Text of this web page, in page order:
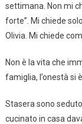
settimana. Non mi
forte”. Mi chiede
Olivia. Mi chiede
Non è la vita che
famiglia, l’onestà si
Stasera sono
cucinato in casa